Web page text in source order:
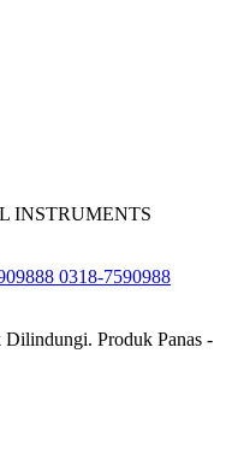
INSTRUMENTS
0318-7590988
Produk Panas -